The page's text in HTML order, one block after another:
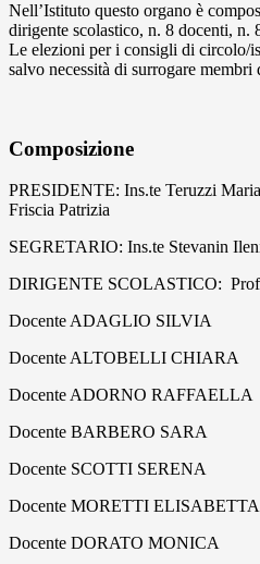
Nell’Istituto questo organo è
dirigente scolastico, n. 8 docenti, n.
Le elezioni per i consigli di circolo/
salvo necessità di surrogare membri
Composizione
PRESIDENTE: Ins.te Teruzzi
Friscia Patrizia
SEGRETARIO: Ins.te Stevanin
DIRIGENTE SCOLASTICO:
Docente ADAGLIO SILVIA
Docente ALTOBELLI CHIARA
Docente ADORNO RAFFAELLA
Docente BARBERO SARA
Docente SCOTTI SERENA
Docente MORETTI ELISABETTA
Docente DORATO MONICA